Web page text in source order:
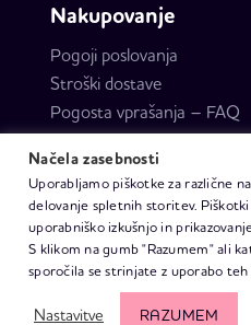
Nakupovanje
Pogoji poslovanja
Stroški dostave
Pogosta vprašanja – FAQ
Vse pravice pridržane | ©
Načela zasebnosti
Uporabljamo piškotke za različne
delovanje spletnih storitev.
uporabniško izkušnjo in
S klikom na gumb "Razumem" ali
sporočila se strinjate z uporabo
Nastavitve RAZUMEM